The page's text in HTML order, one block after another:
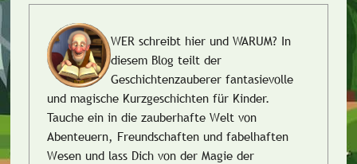
WER schreibt hier und WARUM? In
diesem Blog teilt der
Geschichtenzauberer fantasievolle
und magische Kurzgeschichten für Kinder.
Tauche ein in die zauberhafte Welt von
Abenteuern, Freundschaften und fabelhaften
Wesen und lass Dich von der Magie der